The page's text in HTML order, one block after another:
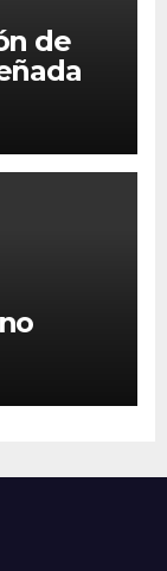
de
datos